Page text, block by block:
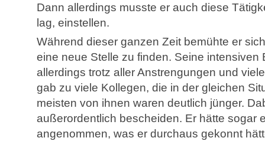
Dann allerdings musste er auch diese
lag, einstellen.
Während dieser ganzen Zeit bemühte er
eine neue Stelle zu finden. Seine intensiven
allerdings trotz aller Anstrengungen und
gab zu viele Kollegen, die in der gleichen
meisten von ihnen waren deutlich jünger.
außerordentlich bescheiden. Er hätte sogar
angenommen, was er durchaus gekonnt